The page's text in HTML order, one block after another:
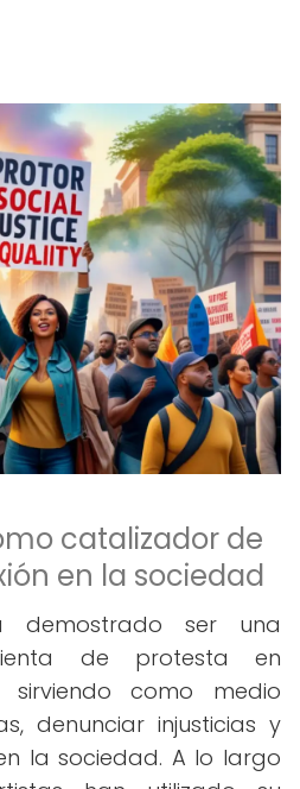
catalizador de
en la sociedad
demostrado ser una
de protesta en
sirviendo como medio
denunciar injusticias y
la sociedad. A lo largo